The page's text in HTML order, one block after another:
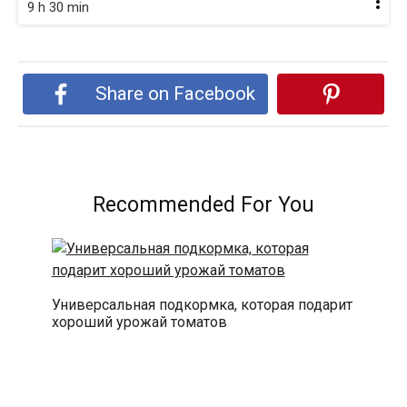
9 h 30 min
Share on Facebook
Recommended For You
Универсальная подкормка, которая подарит
хороший урожай томатов